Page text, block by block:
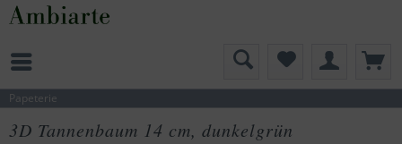
Papeterie
3D Tannenbaum 14 cm, dunkelgrün